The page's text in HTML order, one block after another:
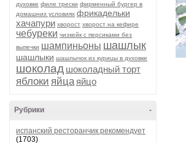
духовке филе трески фирменный бургер в
домашних условиях фрикадельки
хачапури хворост хворост на кефире
чебуреки чизкейк с персиками без
выпечки шампиньоны шашлык
шашлыки шашлычок из курицы в духовке
шоколад шоколадный торт
яблоки яйца яйцо
-
Рубрики
испанский ресторанчик рекомендует
(1703)